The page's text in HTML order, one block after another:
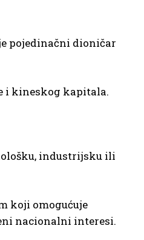
pojedinačni dioničar
i kineskog kapitala.
industrijsku ili
koji omogućuje
nacionalni interesi.